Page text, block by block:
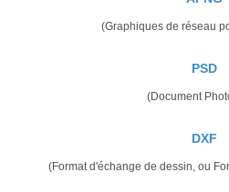
(Graphiques de réseau
PSD
(Document
DXF
(Format d'échange de dessin, ou